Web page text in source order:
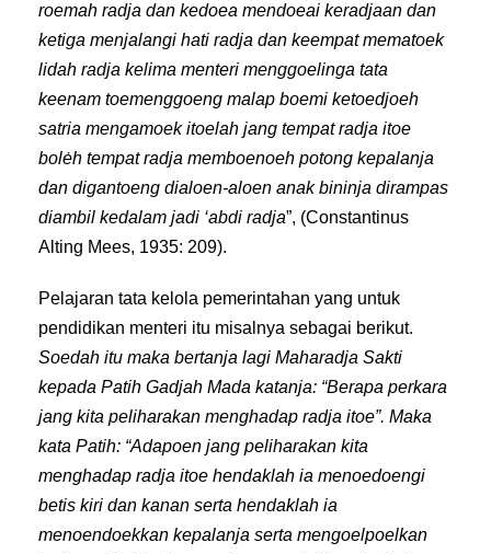
roemah radja dan kedoea mendoeai keradjaan dan
ketiga menjalangi hati radja dan keempat mematoek
lidah radja kelima menteri menggoelinga tata
keenam toemenggoeng malap boemi ketoedjoeh
satria mengamoek itoelah jang tempat radja itoe
bolėh tempat radja memboenoeh potong kepalanja
dan digantoeng dialoen-aloen anak bininja dirampas
diambil kedalam jadi ‘abdi radja”, (Constantinus
Alting Mees, 1935: 209).
Pelajaran tata kelola pemerintahan yang untuk
pendidikan menteri itu misalnya sebagai berikut.
Soedah itu maka bertanja lagi Maharadja Sakti
kepada Patih Gadjah Mada katanja: “Berapa perkara
jang kita peliharakan menghadap radja itoe”. Maka
kata Patih: “Adapoen jang peliharakan kita
menghadap radja itoe hendaklah ia menoedoengi
betis kiri dan kanan serta hendaklah ia
menoendoekkan kepalanja serta mengoelpoelkan